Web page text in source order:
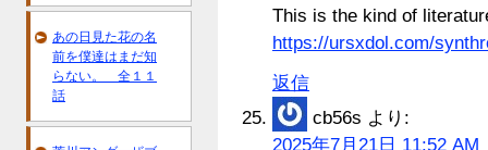
This is the kind of
https://ursxdol.com/
返信
cb56s より:
2025年7月21日 11:52 AM
あの日見た花の名
前を僕達はまだ知
らない。 全１１
話